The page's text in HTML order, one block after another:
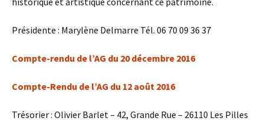
Présidente : Marylène Delmarre Tél. 06 70 09 36 37
Compte-rendu de l’AG du 20 décembre 2016
Compte-Rendu de l’AG du 12 août 2016
Trésorier : Olivier Barlet – 42, Grande Rue – 26110 Les Pilles